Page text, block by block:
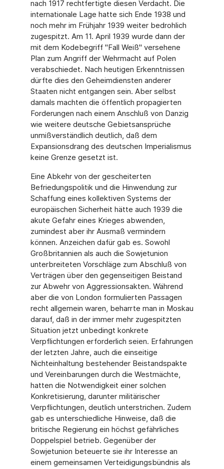
nach 1917 rechtfertigte diesen Verdacht. Die
internationale Lage hatte sich Ende 1938 und
noch mehr im Frühjahr 1939 weiter bedrohlich
zugespitzt. Am 11. April 1939 wurde dann der
mit dem Kodebegriff "Fall Weiß" versehene
Plan zum Angriff der Wehrmacht auf Polen
verabschiedet. Nach heutigen Erkenntnissen
dürfte dies den Geheimdiensten anderer
Staaten nicht entgangen sein. Aber selbst
damals machten die öffentlich propagierten
Forderungen nach einem Anschluß von Danzig
wie weitere deutsche Gebietsansprüche
unmißverständlich deutlich, daß dem
Expansionsdrang des deutschen Imperialismus
keine Grenze gesetzt ist.
Eine Abkehr von der gescheiterten
Befriedungspolitik und die Hinwendung zur
Schaffung eines kollektiven Systems der
europäischen Sicherheit hätte auch 1939 die
akute Gefahr eines Krieges abwenden,
zumindest aber ihr Ausmaß vermindern
können. Anzeichen dafür gab es. Sowohl
Großbritannien als auch die Sowjetunion
unterbreiteten Vorschläge zum Abschluß von
Verträgen über den gegenseitigen Beistand
zur Abwehr von Aggressionsakten. Während
aber die von London formulierten Passagen
recht allgemein waren, beharrte man in Moskau
darauf, daß in der immer mehr zugespitzten
Situation jetzt unbedingt konkrete
Verpflichtungen erforderlich seien. Erfahrungen
der letzten Jahre, auch die einseitige
Nichteinhaltung bestehender Beistandspakte
und Vereinbarungen durch die Westmächte,
hatten die Notwendigkeit einer solchen
Konkretisierung, darunter militärischer
Verpflichtungen, deutlich unterstrichen. Zudem
gab es unterschiedliche Hinweise, daß die
britische Regierung ein höchst gefährliches
Doppelspiel betrieb. Gegenüber der
Sowjetunion beteuerte sie ihr Interesse an
einem gemeinsamen Verteidigungsbündnis als